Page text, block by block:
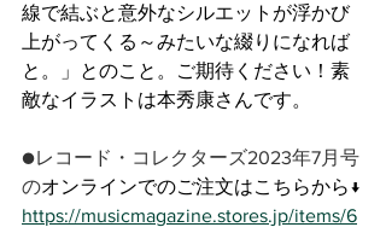
線で結ぶと意外なシルエットが浮かび
上がってくる～みたいな綴りになれば
と。」とのこと。ご期待ください！素
敵なイラストは本秀康さんです。
●レコード・コレクターズ2023年7月号
のオンラインでのご注文はこちらから↓
https://musicmagazine.stores.jp/items/6